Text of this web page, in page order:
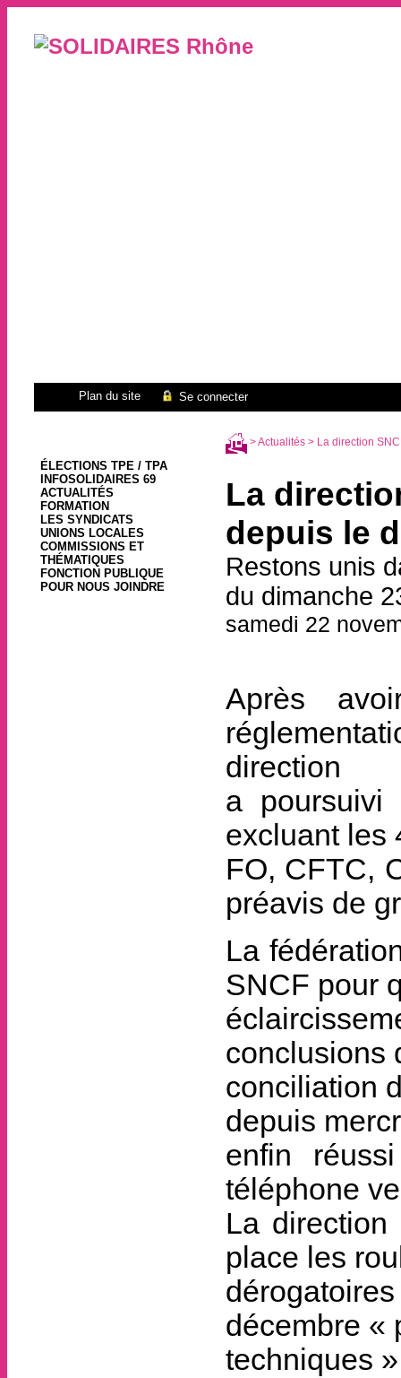
Plan du site Se connecter
ÉLECTIONS TPE / TPA
INFOSOLIDAIRES 69
ACTUALITÉS
FORMATION
LES SYNDICATS
UNIONS LOCALES
COMMISSIONS ET
THÉMATIQUES
FONCTION PUBLIQUE
POUR NOUS JOINDRE
>Actualités> La direction
La
depuis le
Restons unis
du dimanche
samedi 22
Après
direction
a
excluant les
FO, CFTC,
préavis de
La
SNCF pour
conclusions
conciliation
depuis
enfin
téléphone
La direction
place les
décembre «
techniques